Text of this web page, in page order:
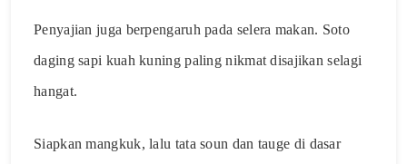
Penyajian juga berpengaruh pada selera makan. Soto
daging sapi kuah kuning paling nikmat disajikan selagi
hangat.
Siapkan mangkuk, lalu tata soun dan tauge di dasar